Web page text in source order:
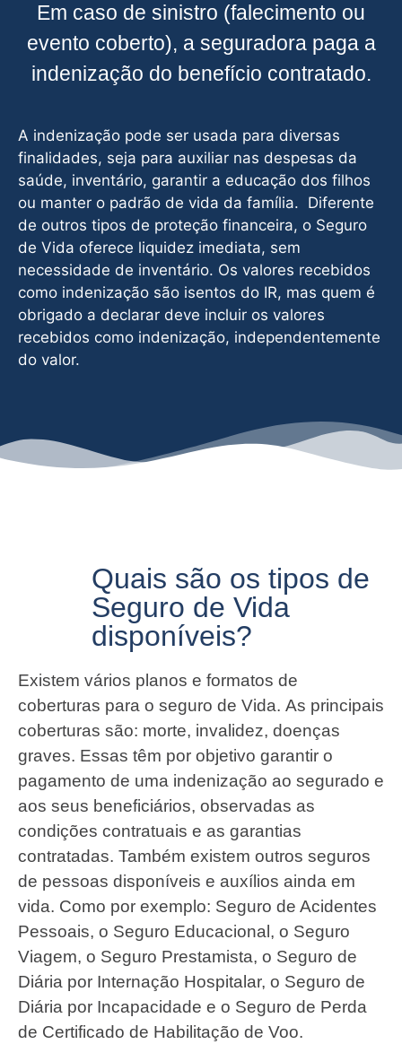
Em caso de sinistro (falecimento ou
evento coberto), a seguradora paga a
indenização do benefício contratado.
A indenização pode ser usada para diversas
finalidades, seja para auxiliar nas despesas da
saúde, inventário, garantir a educação dos filhos
ou manter o padrão de vida da família. Diferente
de outros tipos de proteção financeira, o Seguro
de Vida oferece liquidez imediata, sem
necessidade de inventário. Os valores recebidos
como indenização são isentos do IR, mas quem é
obrigado a declarar deve incluir os valores
recebidos como indenização, independentemente
do valor.
Quais são os tipos de
Seguro de Vida
disponíveis?
Existem vários planos e formatos de
coberturas para o seguro de Vida. As principais
coberturas são: morte, invalidez, doenças
graves. Essas têm por objetivo garantir o
pagamento de uma indenização ao segurado e
aos seus beneficiários, observadas as
condições contratuais e as garantias
contratadas. Também existem outros seguros
de pessoas disponíveis e auxílios ainda em
vida. Como por exemplo: Seguro de Acidentes
Pessoais, o Seguro Educacional, o Seguro
Viagem, o Seguro Prestamista, o Seguro de
Diária por Internação Hospitalar, o Seguro de
Diária por Incapacidade e o Seguro de Perda
de Certificado de Habilitação de Voo.